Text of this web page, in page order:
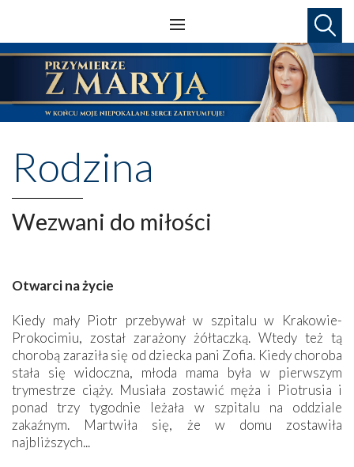
Rodzina
Wezwani do miłości
Otwarci na życie
Kiedy mały Piotr przebywał w szpitalu w Krakowie-
Prokocimiu, został zarażony żółtaczką. Wtedy też tą
chorobą zaraziła się od dziecka pani Zofia. Kiedy choroba
stała się widoczna, młoda mama była w pierwszym
trymestrze ciąży. Musiała zostawić męża i Piotrusia i
ponad trzy tygodnie leżała w szpitalu na oddziale
zakaźnym. Martwiła się, że w domu zostawiła
najbliższych...